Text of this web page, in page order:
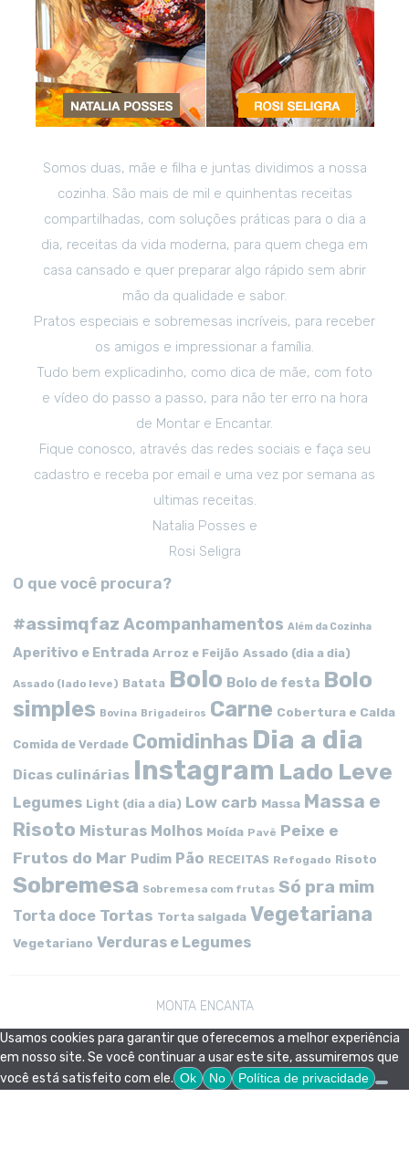
Somos duas, mãe e filha e juntas dividimos a nossa
cozinha. São mais de mil e quinhentas receitas
compartilhadas, com soluções práticas para o dia a
dia, receitas da vida moderna, para quem chega em
casa cansado e quer preparar algo rápido sem abrir
mão da qualidade e sabor.
Pratos especiais e sobremesas incríveis, para receber
os amigos e impressionar a família.
Tudo bem explicadinho, como dica de mãe, com foto
e vídeo do passo a passo, para não ter erro na hora
de Montar e Encantar.
Fique conosco, através das redes sociais e faça seu
cadastro e receba por email e uma vez por semana as
ultimas receitas.
Natalia Posses e
Rosi Seligra
O que você procura?
#assimqfaz Acompanhamentos Além da Cozinha
Aperitivo e Entrada Arroz e Feijão Assado (dia a dia)
Assado (lado leve) Batata Bolo Bolo de festa Bolo
simples Bovina Brigadeiros Carne Cobertura e Calda
Comida de Verdade Comidinhas Dia a dia
Dicas culinárias Instagram Lado Leve
Legumes Light (dia a dia) Low carb Massa Massa e
Risoto Misturas Molhos Moída Pavê Peixe e
Frutos do Mar Pudim Pão RECEITAS Refogado Risoto
Sobremesa Sobremesa com frutas Só pra mim
Torta doce Tortas Torta salgada Vegetariana
Vegetariano Verduras e Legumes
MONTA ENCANTA
Usamos cookies para garantir que oferecemos a melhor experiência
em nosso site. Se você continuar a usar este site, assumiremos que
você está satisfeito com ele. Ok No Política de privacidade